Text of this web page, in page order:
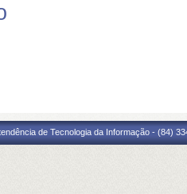
de Tecnologia da Informação - (84)